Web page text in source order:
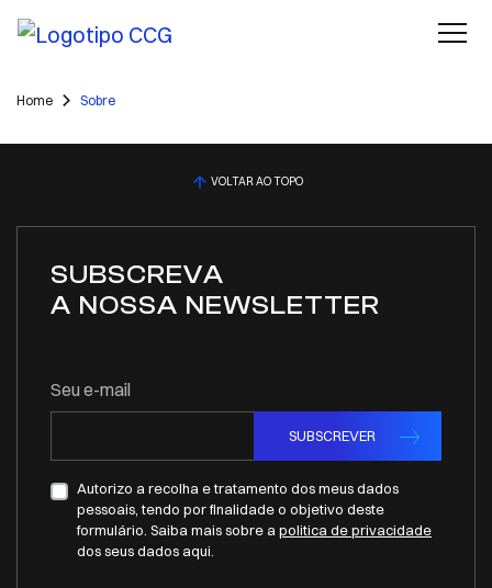
Home Sobre
VOLTAR AO TOPO
SUBSCREVA
A NOSSA NEWSLETTER
Seu e-mail
SUBSCREVER
Autorizo a recolha e tratamento dos meus dados
pessoais, tendo por finalidade o objetivo deste
formulário. Saiba mais sobre a politica de privacidade
dos seus dados aqui.